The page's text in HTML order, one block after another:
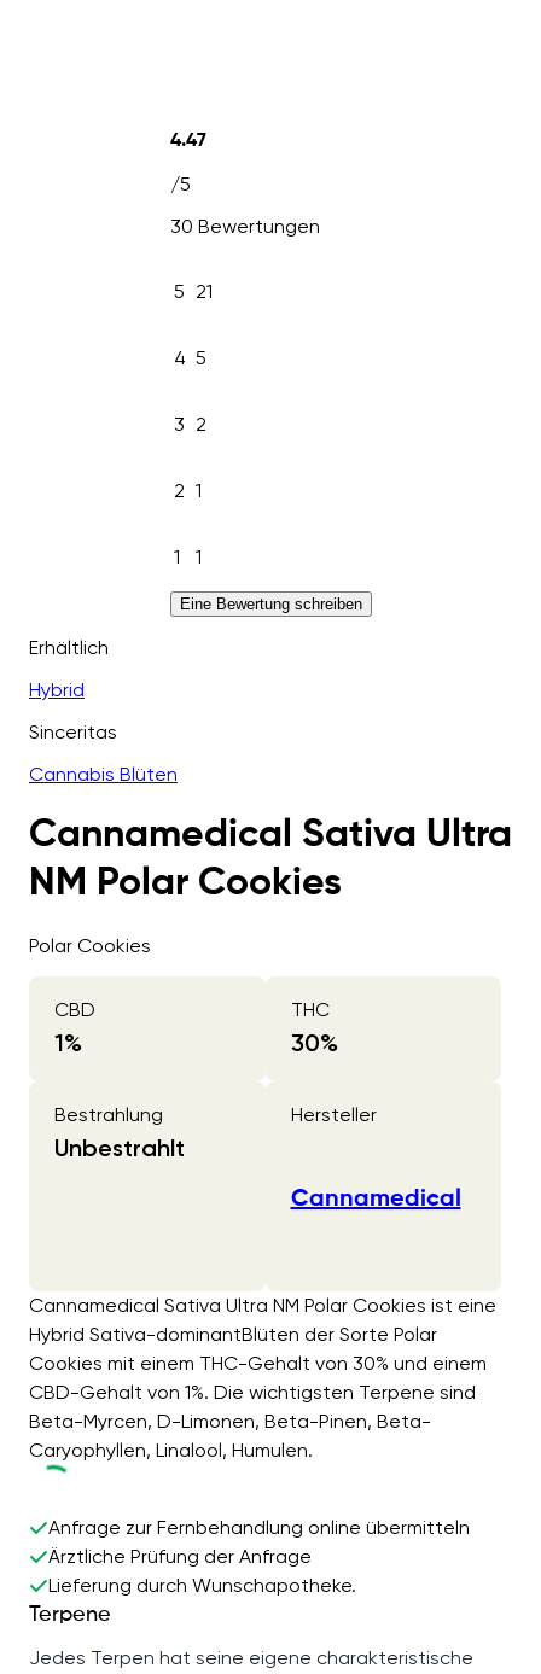
4.47
/5
30 Bewertungen
5 21
4 5
3 2
2 1
1 1
Eine Bewertung schreiben
Erhältlich
Hybrid
Sinceritas
Cannabis Blüten
Cannamedical Sativa Ultra
NM Polar Cookies
Polar Cookies
CBD
1%
THC
30%
Bestrahlung
Unbestrahlt
Hersteller
Cannamedical
Cannamedical Sativa Ultra NM Polar Cookies ist eine
Hybrid Sativa-dominantBlüten der Sorte Polar
Cookies mit einem THC-Gehalt von 30% und einem
CBD-Gehalt von 1%. Die wichtigsten Terpene sind
Beta-Myrcen, D-Limonen, Beta-Pinen, Beta-
Caryophyllen, Linalool, Humulen.
Anfrage zur Fernbehandlung online übermitteln
Ärztliche Prüfung der Anfrage
Lieferung durch Wunschapotheke.
Terpene
Jedes Terpen hat seine eigene charakteristische